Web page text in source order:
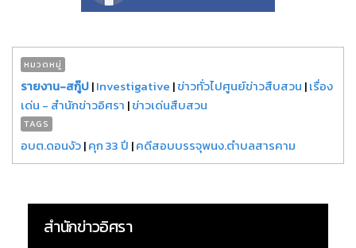
หมวดหมู่
รายงาน-สกู๊ป|Investigative |ข่าวทั่วไปศูนย์ข่าวสืบสวน |เรื่อง
เด่น - สำนักข่าวอิศรา |ข่าวเด่นสืบสวน
TAGS
อบต.ดอนงัว|คุก 33 ปี |คดีสอบบรรจุพนง.ตำบลสารคาม
สำนักข่าวอิศรา